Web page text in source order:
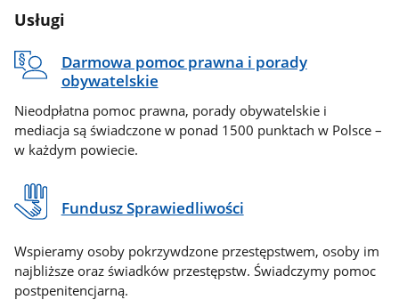
Usługi
Darmowa pomoc prawna i porady
obywatelskie
Nieodpłatna pomoc prawna, porady obywatelskie i
mediacja są świadczone w ponad 1500 punktach w Polsce –
w każdym powiecie.
Fundusz Sprawiedliwości
Wspieramy osoby pokrzywdzone przestępstwem, osoby im
najbliższe oraz świadków przestępstw. Świadczymy pomoc
postpenitencjarną.